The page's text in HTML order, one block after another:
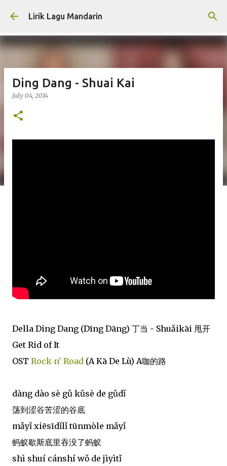
Skip to main content
Lirik Lagu Mandarin
Ding Dang - Shuai Kai
July 04, 2014
Della Ding Dang (Dīng Dāng) 丁当 - Shuǎikāi 甩开
Get Rid of It
OST Rock n' Road (A Kā De Lù) A咖的路
dàng dào sè gǔ kǔsè de gǔdǐ
荡到涩谷苦涩的谷底
mǎyǐ xiēsīdǐlǐ tūnmòle mǎyǐ
蚂蚁歇斯底里吞没了蚂蚁
shì shuí cánshí wǒ de jìyìtǐ